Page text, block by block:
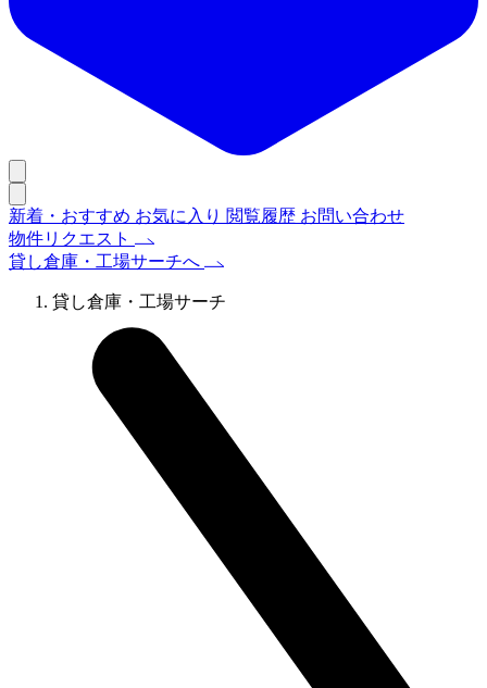
新着・おすすめ お気に入り 閲覧履歴 お問い合わせ
物件リクエスト
貸し倉庫・工場サーチへ
貸し倉庫・工場サーチ